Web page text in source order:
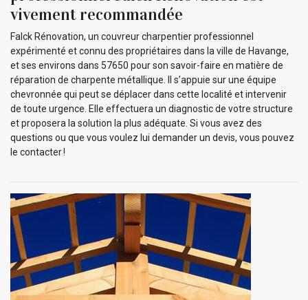
vivement recommandée
Falck Rénovation, un couvreur charpentier professionnel
expérimenté et connu des propriétaires dans la ville de Havange,
et ses environs dans 57650 pour son savoir-faire en matière de
réparation de charpente métallique. Il s’appuie sur une équipe
chevronnée qui peut se déplacer dans cette localité et intervenir
de toute urgence. Elle effectuera un diagnostic de votre structure
et proposera la solution la plus adéquate. Si vous avez des
questions ou que vous voulez lui demander un devis, vous pouvez
le contacter !